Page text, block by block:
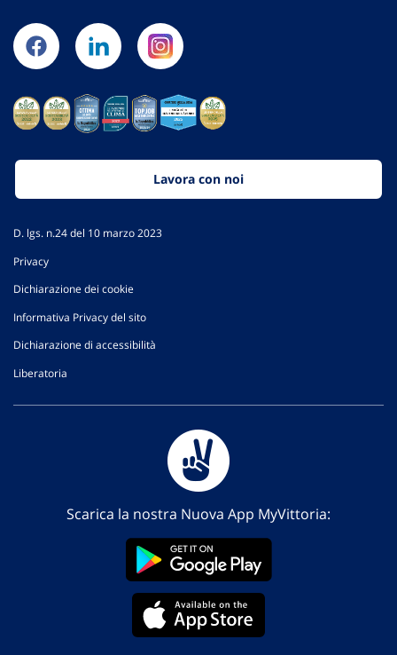
Lavora con noi
D. lgs. n.24 del 10 marzo 2023
Privacy
Dichiarazione dei cookie
Informativa Privacy del sito
Dichiarazione di accessibilità
Liberatoria
Scarica la nostra Nuova App MyVittoria: